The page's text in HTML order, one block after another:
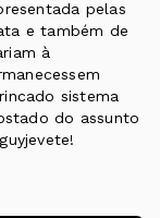
pelas
e também de
à
sistema
do assunto